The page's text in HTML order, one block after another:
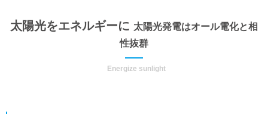
太陽光をエネルギーに 太陽光発電はオール電化と相
性抜群
Energize sunlight